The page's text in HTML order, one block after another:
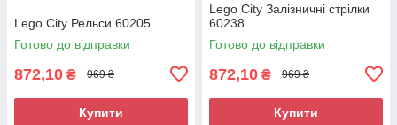
Lego City Рельси 60205
Готово до відправки
872,10 ₴ 969 ₴
Купити
Lego City Залізничні стрілки
60238
Готово до відправки
872,10 ₴ 969 ₴
Купити